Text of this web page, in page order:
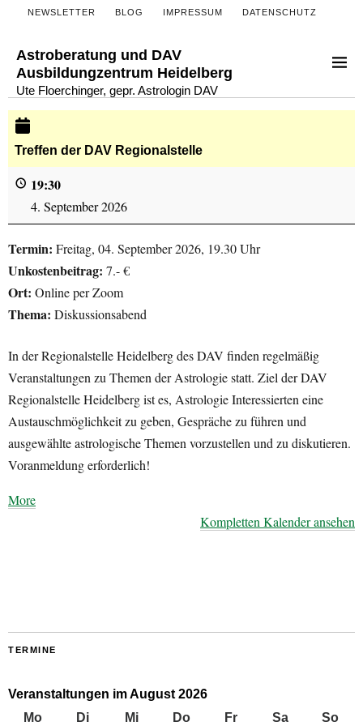
NEWSLETTER BLOG IMPRESSUM DATENSCHUTZ
Astroberatung und DAV
Ausbildungzentrum Heidelberg
Ute Floerchinger, gepr. Astrologin DAV
Treffen der DAV Regionalstelle
19:30
4. September 2026
Termin: Freitag, 04. September 2026, 19.30 Uhr
Unkostenbeitrag: 7.- €
Ort: Online per Zoom
Thema: Diskussionsabend
In der Regionalstelle Heidelberg des DAV finden regelmäßig
Veranstaltungen zu Themen der Astrologie statt. Ziel der DAV
Regionalstelle Heidelberg ist es, Astrologie Interessierten eine
Austauschmöglichkeit zu geben, Gespräche zu führen und
ausgewählte astrologische Themen vorzustellen und zu diskutieren.
Voranmeldung erforderlich!
More
Kompletten Kalender ansehen
TERMINE
Veranstaltungen im August 2026
Mo Montag
DiDienstag
Mi Mittwoch
DoDonnerstag
FrFreitagSaSamstag
So